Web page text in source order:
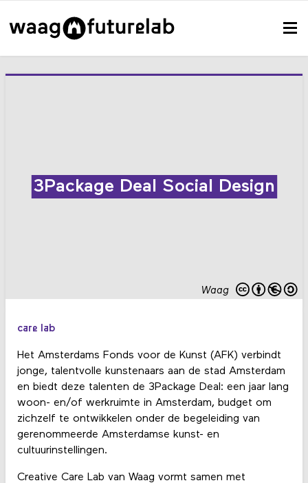
Waag
3Package Deal Social Design
care lab
Het Amsterdams Fonds voor de Kunst (AFK) verbindt
jonge, talentvolle kunstenaars aan de stad Amsterdam
en biedt deze talenten de 3Package Deal: een jaar lang
woon- en/of werkruimte in Amsterdam, budget om
zichzelf te ontwikkelen onder de begeleiding van
gerenommeerde Amsterdamse kunst- en
cultuurinstellingen.
Creative Care Lab van Waag vormt samen met